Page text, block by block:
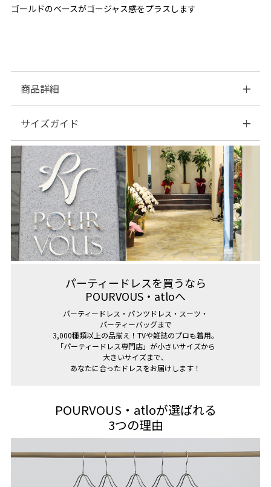
ゴールドのベースがゴージャス感をプラスします
商品詳細
◆Item category
サイズガイド
掲載写真は光具合によって多少お色が異なります。 実物に近いお
色は各カラー説明画像をご参考下さい。
パーティードレスを買うなら
POURVOUS・atloへ
パーティードレス・パンツドレス・スーツ・
パーティーバッグまで
3,000種類以上の品揃え！TVや雑誌のプロも着用。
「パーティードレス専門店」が小さいサイズから
大きいサイズまで、
あなたに合ったドレスをお届けします！
POURVOUS・atloが選ばれる
3つの理由